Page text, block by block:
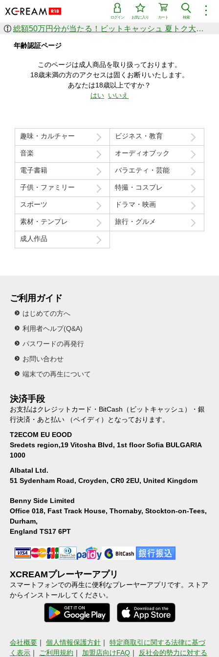
︙
検索
カート
お気に入り
ログイン
作品を探す
ジャンル
シリーズ
人気のセール中商品
新着セール中商品
すべての作品から探す
価格の安い順
価格の高い順
月間ランキング
年間ランキング
総額50万円分が当たる！ビットキャッシュ 夏トク大感謝祭
年齢認証ページ
このページは成人商品を取り扱っております。
18歳未満の方のアクセスは固くお断りいたします。
あなたは18歳以上ですか？
はい いいえ
趣味・カルチャー ビジネス・教育
音楽 オーディオブック
電子書籍 バラエティ・芸能
子供・ファミリー 特撮・コスプレ
スポーツ ドラマ・映画
素材・テンプレ 旅行・グルメ
成人作品
ご利用ガイド
はじめての方へ
利用者ヘルプ(Q&A)
パスワードの再発行
お問い合わせ
端末での再生について
決済手段
お支払はクレジットカード・BitCash（ビットキャッシュ）・銀
行決済・あと払い （ペイディ）となっております。
T2ECOM EU EOOD
Sredets region,19 Vitosha Blvd, 1st floor Sofia BULGARIA
1000
Albatal Ltd.
51 Sydenham Road, Croyden, CR0 2EU, United Kingdom
Benny Side Limited
Office 018, Fast Track House, Thornaby, Stockton-on-Tees,
Durham,
England TS17 6PT
XCREAMプレーヤーアプリ
スマートフォンでの再生に便利なプレーヤーアプリです。ストア
からインストールしてください。
会社概要 ｜ 個人情報保護方針 ｜ 特定商取引に関する法律に基づ
く表示 ｜ ご利用規約 ｜ 加盟店向けFAQ ｜ 反社会的勢力に対する